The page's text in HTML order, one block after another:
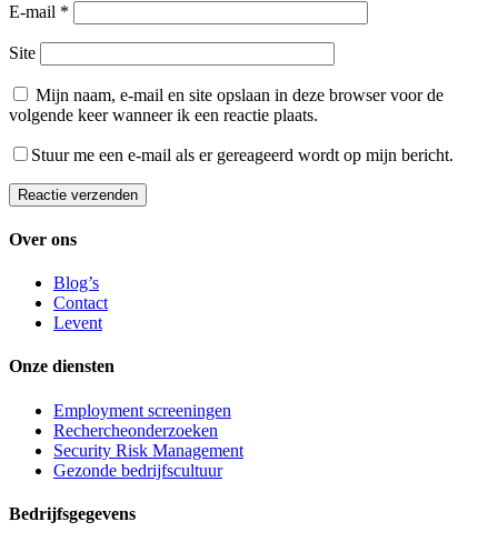
E-mail *
Site
Mijn naam, e-mail en site opslaan in deze browser voor de
volgende keer wanneer ik een reactie plaats.
Stuur me een e-mail als er gereageerd wordt op mijn bericht.
Reactie verzenden
Over ons
Blog’s
Contact
Levent
Onze diensten
Employment screeningen
Rechercheonderzoeken
Security Risk Management
Gezonde bedrijfscultuur
Bedrijfsgegevens